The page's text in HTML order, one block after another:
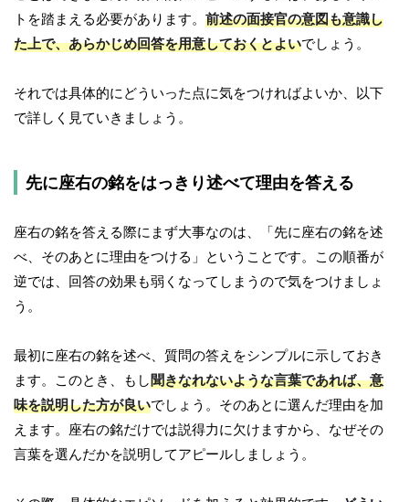
トを踏まえる必要があります。 前述の面接官の意図も意識し
た上で、あらかじめ回答を用意しておくとよいでしょう。
それでは具体的にどういった点に気をつければよいか、以下
で詳しく見ていきましょう。
先に座右の銘をはっきり述べて理由を答える
座右の銘を答える際にまず大事なのは、「先に座右の銘を述
べ、そのあとに理由をつける」ということです。この順番が
逆では、回答の効果も弱くなってしまうので気をつけましょ
う。
最初に座右の銘を述べ、質問の答えをシンプルに示しておき
ます。このとき、もし聞きなれないような言葉であれば、意
味を説明した方が良いでしょう。そのあとに選んだ理由を加
えます。座右の銘だけでは説得力に欠けますから、なぜその
言葉を選んだかを説明してアピールしましょう。